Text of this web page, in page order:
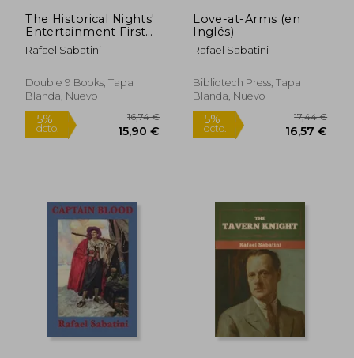
dcto. 14,54 € dcto.
The Historical Nights'
Entertainment First
Series (en Inglés)
Rafael Sabatini
Double 9 Books, Tapa
Blanda, Nuevo
Love-at-Arms (en
Inglés)
Rafael Sabatini
Bibliotech Press, Tapa
Blanda, Nuevo